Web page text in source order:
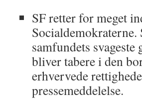
SF retter for meget
samfundets
bliver tabere i den
erhvervede
pressemeddelelse.